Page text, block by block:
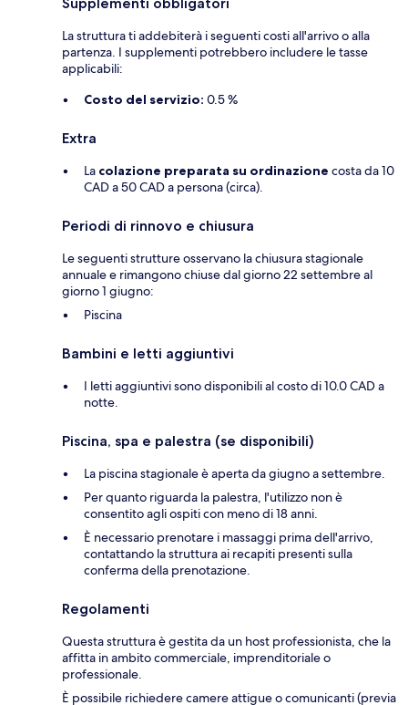
La struttura ti addebiterà i seguenti costi all'arrivo o alla
partenza. I supplementi potrebbero includere le tasse
applicabili:
Costo del servizio: 0.5 %
Extra
La colazione preparata su ordinazione costa da 10
CAD a 50 CAD a persona (circa).
Periodi di rinnovo e chiusura
Le seguenti strutture osservano la chiusura stagionale
annuale e rimangono chiuse dal giorno 22 settembre al
giorno 1 giugno:
Piscina
Bambini e letti aggiuntivi
I letti aggiuntivi sono disponibili al costo di 10.0 CAD a
notte.
Piscina, spa e palestra (se disponibili)
La piscina stagionale è aperta da giugno a settembre.
Per quanto riguarda la palestra, l'utilizzo non è
consentito agli ospiti con meno di 18 anni.
È necessario prenotare i massaggi prima dell'arrivo,
contattando la struttura ai recapiti presenti sulla
conferma della prenotazione.
Regolamenti
Questa struttura è gestita da un host professionista, che la
affitta in ambito commerciale, imprenditoriale o
professionale.
È possibile richiedere camere attigue o comunicanti (previa